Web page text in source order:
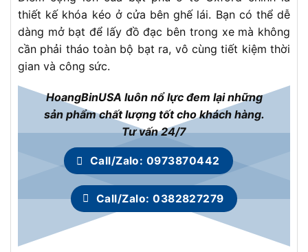
thiết kế khóa kéo ở cửa bên ghế lái. Bạn có thể dễ
dàng mở bạt để lấy đồ đạc bên trong xe mà không
cần phải tháo toàn bộ bạt ra, vô cùng tiết kiệm thời
gian và công sức.
HoangBinUSA luôn nổ lực đem lại những
sản phẩm chất lượng tốt cho khách hàng.
Tư vấn 24/7
Call/Zalo: 0973870442
Call/Zalo: 0382827279